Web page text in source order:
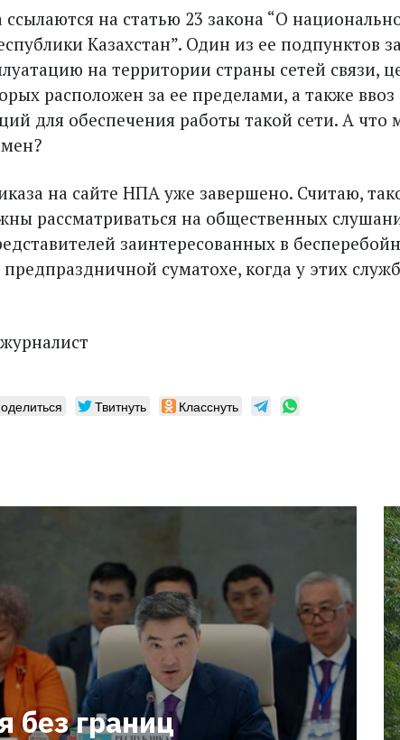
на статью 23 закона “О
Казахстан”. Один из ее подпунктов
на территории страны сетей связи,
расположен за ее пределами, а также ввоз
для обеспечения работы такой сети. А
на сайте НПА уже завершено. Считаю,
рассматриваться на общественных
заинтересованных в
суматохе, когда у этих
Твитнуть Класснуть
без границ